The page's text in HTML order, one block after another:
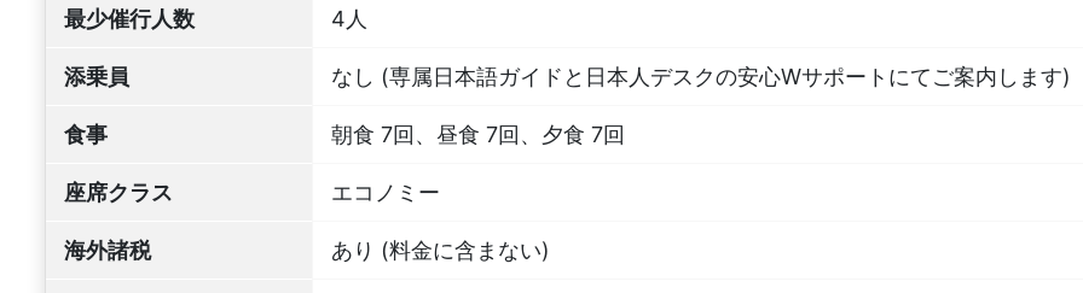
最少催行人数 4人
添乗員 なし (専属日本語ガイドと日本人デスクの安心Wサポートにてご案内します)
食事 朝食 7回、昼食 7回、夕食 7回
座席クラス エコノミー
海外諸税 あり (料金に含まない)